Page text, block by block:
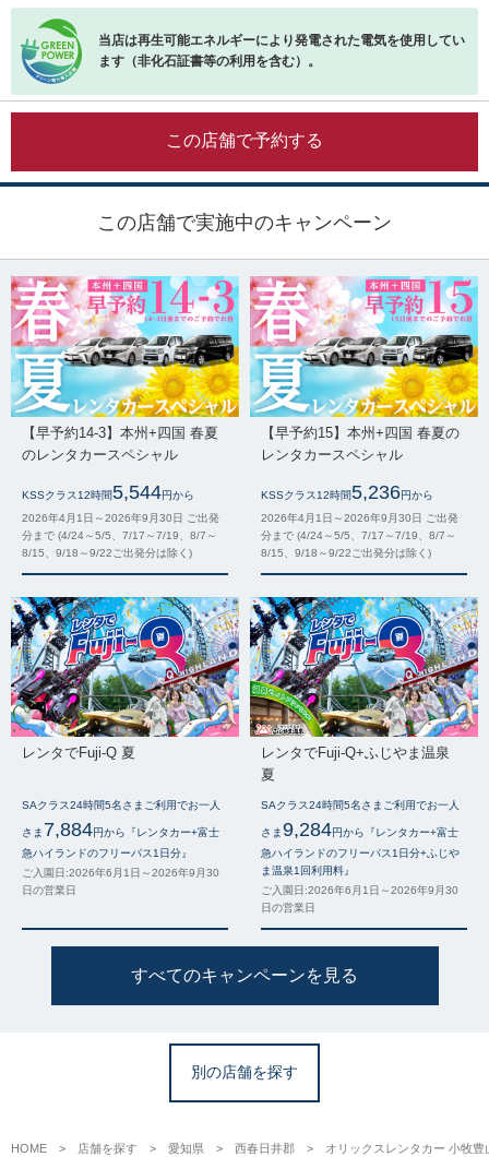
当店は再生可能エネルギーにより発電された電気を使用してい
ます（非化石証書等の利用を含む）。
この店舗で予約する
この店舗で実施中のキャンペーン
【早予約14-3】本州+四国 春夏
のレンタカースペシャル
KSSクラス12時間5,544円から
2026年4月1日～2026年9月30日 ご出発
分まで (4/24～5/5、7/17～7/19、8/7～
8/15、9/18～9/22ご出発分は除く)
【早予約15】本州+四国 春夏の
レンタカースペシャル
KSSクラス12時間5,236円から
2026年4月1日～2026年9月30日 ご出発
分まで (4/24～5/5、7/17～7/19、8/7～
8/15、9/18～9/22ご出発分は除く)
レンタでFuji-Q 夏
SAクラス24時間5名さまご利用でお一人
さま 7,884円から『レンタカー+富士
急ハイランドのフリーパス1日分』
ご入園日:2026年6月1日～2026年9月30
日の営業日
レンタでFuji-Q+ふじやま温泉
夏
SAクラス24時間5名さまご利用でお一人
さま9,284円から『レンタカー+富士
急ハイランドのフリーパス1日分+ふじや
ま温泉1回利用料』
ご入園日:2026年6月1日～2026年9月30
日の営業日
すべてのキャンペーンを見る
別の店舗を探す
HOME 店舗を探す 愛知県 西春日井郡 オリックスレンタカー 小牧豊